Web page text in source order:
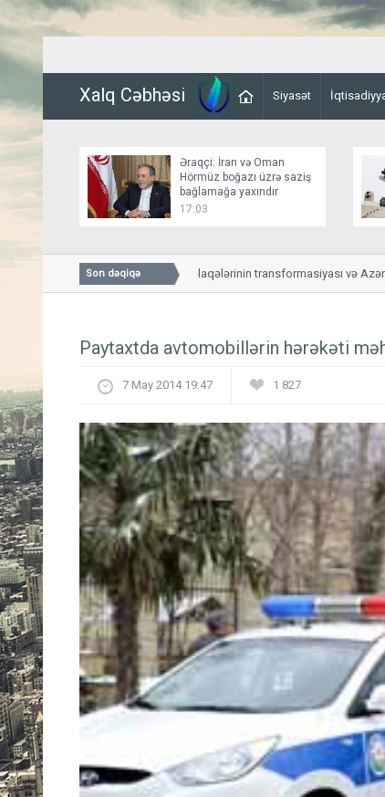
Xalq Cəbhəsi Siyasət
Əraqçi: İran və Oman
Hörmüz boğazı üzrə saziş
bağlamağa yaxındır
17:03
Son dəqiqə
ABŞ-Azərbaycan əlaqələrinin transformasiyası və
yeni mərhələsi
Paytaxtda avtomobillərin hərəkəti
7 May 2014 19:47 1 827